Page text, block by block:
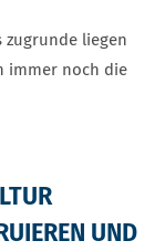
zugrunde liegen
immer noch die
UND